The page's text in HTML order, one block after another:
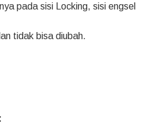
pada sisi Locking, sisi engsel
tidak bisa diubah.